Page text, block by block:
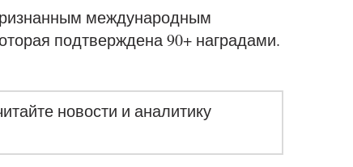
международным
подтверждена 90+ наградами.
новости и аналитику